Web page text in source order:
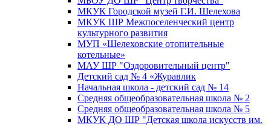
МКУК Городской музей Г.И. Шелехова
МКУК ШР Межпоселенческий центр
культурного развития
МУП «Шелеховские отопительные
котельные»
МАУ ШР "Оздоровительный центр"
Детский сад № 4 «Журавлик
Начальная школа - детский сад № 14
Средняя общеобразовательная школа № 2
Средняя общеобразовательная школа № 5
МКУК ДО ШР "Детская школа искусств им.